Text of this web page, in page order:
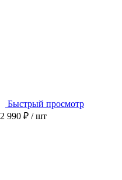
Быстрый просмотр
2 990 ₽ / шт